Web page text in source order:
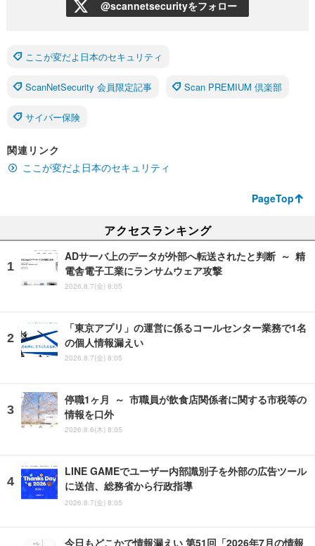
@scannetsecurityをフォロー
ここが変だよ日本のセキュリティ
ScanNetSecurity 会員限定記事 Scan PREMIUM 倶楽部
サイバー保険
関連リンク
ここが変だよ日本のセキュリティ
PageTop
アクセスランキング
ADサーバ上のデータが外部へ転送されたと判断 ～ 精
電舎電子工業にランサムウェア攻撃
2026.8.7(金) 8:05
「東京アプリ」の運営に係るコールセンター業務で1名
の個人情報漏えい
2026.8.7(金) 8:05
停職1ヶ月 ～ 市職員が飲食店関係者に関する市税等の
情報を口外
2026.8.6(木) 8:05
LINE GAMEでユーザー内部識別子を外部の広告ツール
に送信、総務省から行政指導
2026.8.7(金) 8:05
今日もどこかで情報漏えい 第51回「2026年7月の情報